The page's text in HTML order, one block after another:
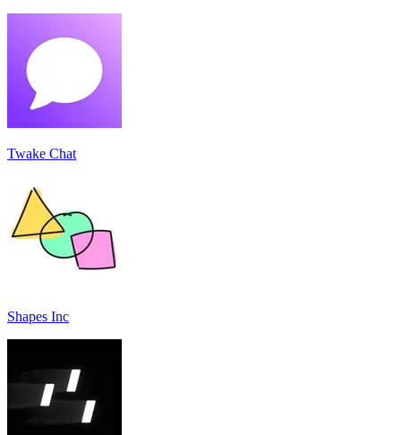
Twake Chat
Shapes Inc